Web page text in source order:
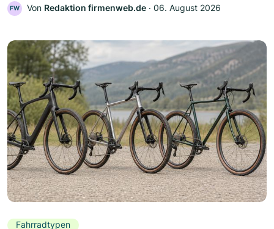
FW Von Redaktion firmenweb.de ‧ 06. August 2026
Fahrradtypen